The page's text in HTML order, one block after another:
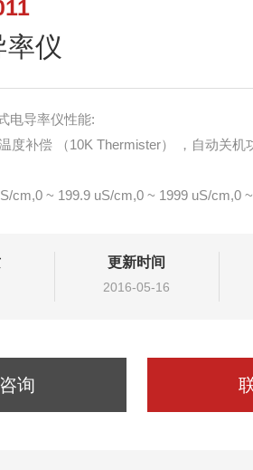
率仪
电导率仪性能:
度补偿 （10K Thermister） ，自动关机
cm,0 ~ 199.9 uS/cm,0 ~ 1999 uS/cm,0
更新时间
2016-05-16
询